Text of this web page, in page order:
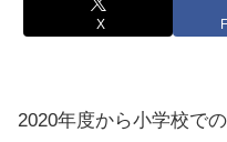
X
2020年度から小学校で